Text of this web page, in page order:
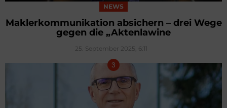
NEWS
Maklerkommunikation absichern – drei Wege
gegen die „Aktenlawine
25. September 2025, 6:11